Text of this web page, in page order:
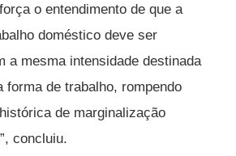
o entendimento de que a
doméstico deve ser
a mesma intensidade destinada
forma de trabalho, rompendo
de marginalização
concluiu.